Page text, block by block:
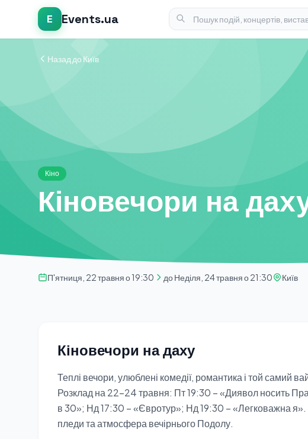
E Events.ua
Назад до Київ
Кіно
Кіновечори на
П'ятниця, 22 травня о 19:30 до Неділя, 24 травня о 21:30 Київ
Кіновечори на даху
Теплі вечори, улюблені комедії, романтика і той самий
Розклад на 22–24 травня: Пт 19:30 – «Диявол носить
в 30»; Нд 17:30 – «Євротур»; Нд 19:30 – «Легковажна я».
пледи та атмосфера вечірнього Подолу.